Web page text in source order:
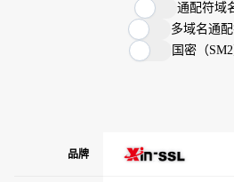
通配符域
多域名通
国密（
品牌